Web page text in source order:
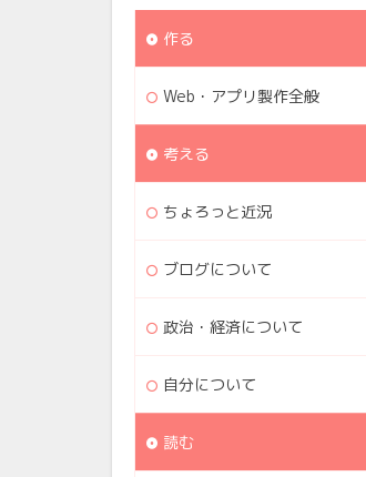
作る
Web・アプリ製作全般
考える
ちょろっと近況
ブログについて
政治・経済について
自分について
読む